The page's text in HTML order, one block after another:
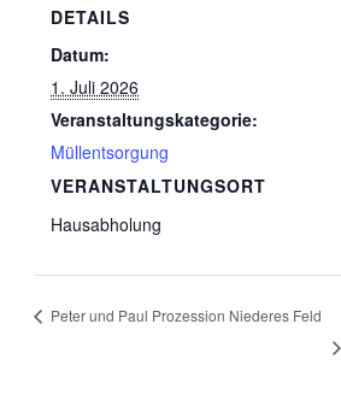
DETAILS
Datum:
1. Juli 2026
Veranstaltungskategorie:
Müllentsorgung
VERANSTALTUNGSORT
Hausabholung
Peter und Paul Prozession Niederes Feld